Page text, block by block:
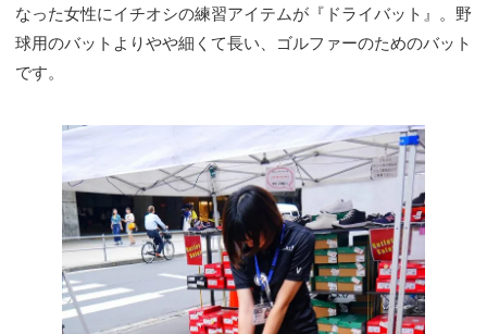
なった女性にイチオシの練習アイテムが『ドライバット』。野
球用のバットよりやや細くて長い、ゴルファーのためのバット
です。